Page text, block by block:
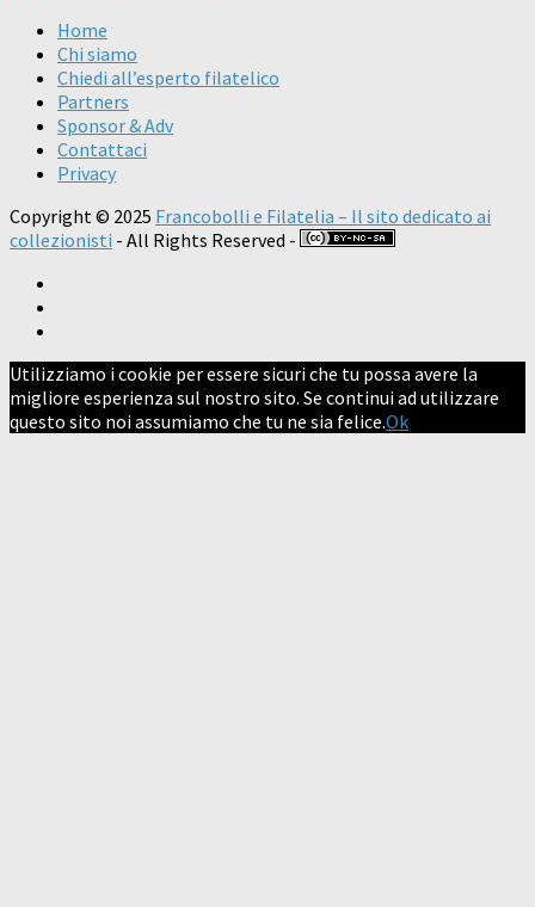
Home
Chi siamo
Chiedi all’esperto filatelico
Partners
Sponsor & Adv
Contattaci
Privacy
Copyright © 2025 Francobolli e Filatelia – Il sito dedicato ai
collezionisti - All Rights Reserved -
Utilizziamo i cookie per essere sicuri che tu possa avere la
migliore esperienza sul nostro sito. Se continui ad utilizzare
questo sito noi assumiamo che tu ne sia felice.Ok